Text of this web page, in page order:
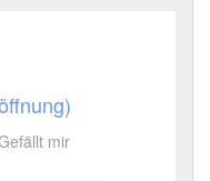
mir